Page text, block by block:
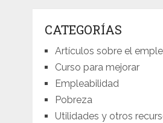
CATEGORÍAS
Artículos sobre el
Curso para mejorar
Empleabilidad
Pobreza
Utilidades y otros